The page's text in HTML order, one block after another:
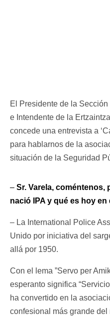
El Presidente de la
e Intendente de la
concede una entrevista a
para hablarnos de la
situación de la Seguridad
– Sr. Varela, coméntenos,
nació IPA y qué es hoy en
– La International Police
Unido por iniciativa del
allá por 1950.
Con el lema ”Servo per
esperanto significa
ha convertido en la
confesional más grande del